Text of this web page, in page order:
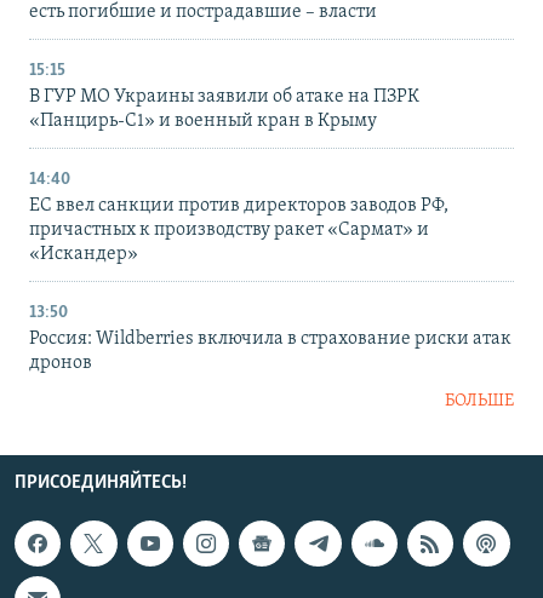
есть погибшие и пострадавшие – власти
15:15
В ГУР МО Украины заявили об атаке на ПЗРК
«Панцирь-С1» и военный кран в Крыму
14:40
ЕС ввел санкции против директоров заводов РФ,
причастных к производству ракет «Сармат» и
«Искандер»
13:50
Россия: Wildberries включила в страхование риски атак
дронов
БОЛЬШЕ
ПРИСОЕДИНЯЙТЕСЬ!